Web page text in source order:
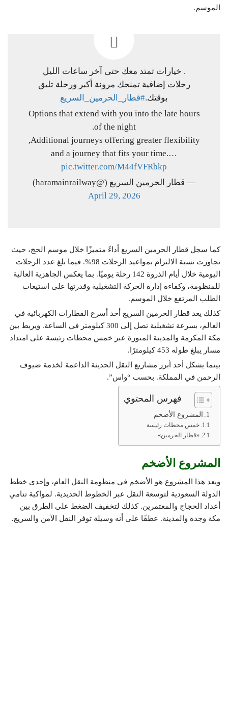
الموسم.
خيارات تمتد معك حتى آخر ساعات الليل .
رحلات إضافية تمنحك مرونة أكبر ورحلة تليق
بوقتك.#قطار_الحرمين_السريع
Options that extend with you into the late hours
of the night.
Additional journeys offering greater flexibility,
and a journey that fits your time.…
pic.twitter.com/M44fVFRbkp
— قطار الحرمين السريع (@haramainrailway)
April 29, 2026
كما سجل قطار الحرمين السريع أداءً متميزًا خلال موسم الحج، حيث
تجاوزت نسبة الالتزام بمواعيد الرحلات 98%. فيما بلغ عدد الرحلات
اليومية خلال أيام الذروة 142 رحلة يوميًا. بما يعكس الجاهزية العالية
للمنظومة، وكفاءة إدارة الحركة التشغيلية وقدرتها على استيعاب
الطلب المرتفع خلال الموسم.
كذلك يعد قطار الحرمين السريع أحد أسرع القطارات الكهربائية في
العالم، بسرعة تشغيلية تصل إلى 300 كيلومتر في الساعة. ويربط بين
مكة المكرمة والمدينة المنورة عبر خمس محطات رئيسة على امتداد
مسار يبلغ طوله 453 كيلومترًا.
بينما يشكل أحد أبرز مشاريع النقل الحديثة الداعمة لخدمة ضيوف
الرحمن في المملكة. بحسب “واس”.
فهرس المحتوي
المشروع الأضخم
خمس محطات رئيسة
«قطار الحرمين»
المشروع الأضخم
ويعد هذا المشروع هو الأضخم في منظومة النقل العام، وإحدى خطط
الدولة السعودية لتوسعة النقل عبر الخطوط الحديدية. لمواكبة تنامي
أعداد الحجاج والمعتمرين. كذلك لتخفيف الضغط على الطرق بين
مكة وجدة والمدينة. عطفًا على أنه وسيلة توفر النقل الآمن والسريع.